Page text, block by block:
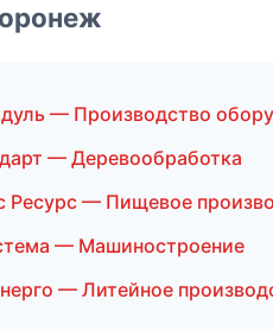
— Производство
— Деревообработка
Ресурс — Пищевое
— Машиностроение
— Литейное